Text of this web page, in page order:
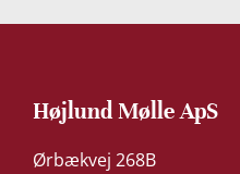
Højlund Mølle ApS
Ørbækvej 268B